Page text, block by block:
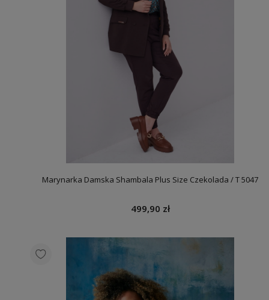
Marynarka Damska Shambala Plus Size Czekolada / T 5047
499,90 zł